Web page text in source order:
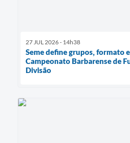
27 JUL 2026 - 14h38
Seme define grupos, formato
Campeonato Barbarense de
Divisão